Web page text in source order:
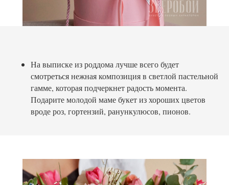
На выписке из роддома лучше всего будет
смотреться нежная композиция в светлой пастельной
гамме, которая подчеркнет радость момента.
Подарите молодой маме букет изхороших цветов
вроде роз, гортензий, ранункулюсов, пионов.